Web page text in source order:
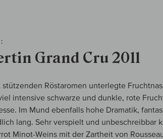
Grand Cru 2011
Röstaromen unterlegte
intensive schwarze und dunkle, rote
Im Mund ebenfalls hohe Dramatik,
lang. Sehr verspielt und unbeschreibbar
Minot-Weins mit der Zartheit von